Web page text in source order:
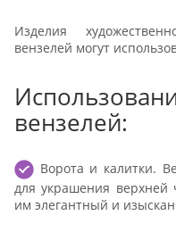
Изделия
вензелей могут
вензелей:
Ворота и калитки.
для украшения верхней
им элегантный и